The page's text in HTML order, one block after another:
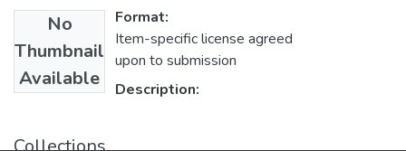
No
Thumbnail
Available
Format:
Item-specific license agreed
upon to submission
Description: